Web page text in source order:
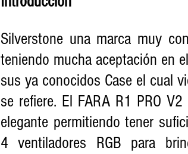
Silverstone una marca muy
teniendo mucha aceptación en
sus ya conocidos Case el cual
se refiere. El FARA R1 PRO
elegante permitiendo tener
4 ventiladores RGB para